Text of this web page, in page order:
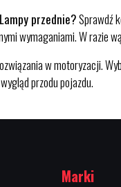
przednie?Sprawdź
wymaganiami. W razie
w motoryzacji.
przodu pojazdu.
Marki